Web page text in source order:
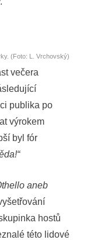
(Foto: L. Vrchovský)
večera
publika po
výrokem
byl fór
aneb
hostů
této lidové